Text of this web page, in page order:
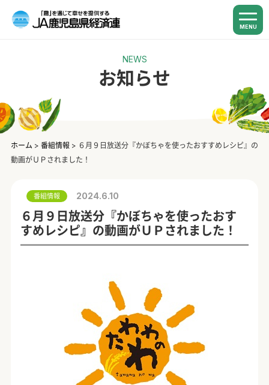
MENU
NEWS
お知らせ
ホーム > 番組情報 > ６月９日放送分『かぼちゃを使ったおすすめレシピ』の
動画がＵＰされました！
番組情報 2024.6.10
６月９日放送分『かぼちゃを使ったおす
すめレシピ』の動画がＵＰされました！